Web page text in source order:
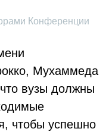
Конференции
Мухаммеда
вузы должны
чтобы успешно